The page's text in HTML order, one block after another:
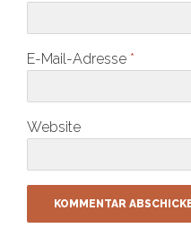
E-Mail-Adresse *
Website